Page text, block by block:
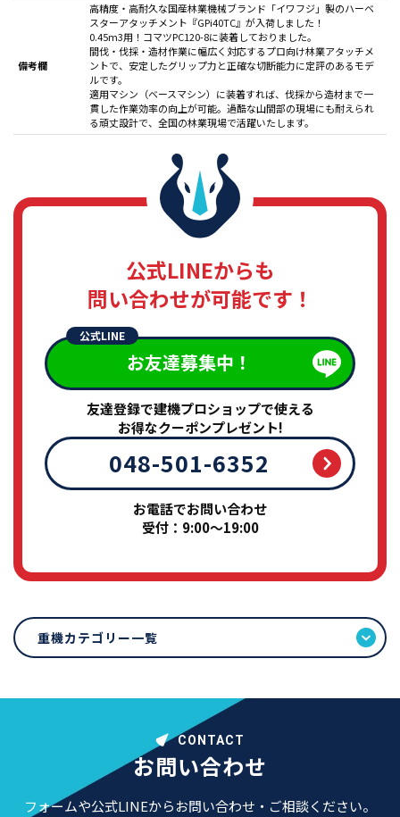
備考欄
高精度・高耐久な国産林業機械ブランド「イワフジ」製のハーベ
スターアタッチメント『GPi40TC』が入荷しました！
0.45m3用！コマツPC120-8に装着しておりました。
間伐・伐採・造材作業に幅広く対応するプロ向け林業アタッチメ
ントで、安定したグリップ力と正確な切断能力に定評のあるモデ
ルです。
適用マシン（ベースマシン）に装着すれば、伐採から造材まで一
貫した作業効率の向上が可能。過酷な山間部の現場にも耐えられ
る頑丈設計で、全国の林業現場で活躍いたします。
公式LINEからも
問い合わせが可能です！
公式LINE
お友達募集中！
友達登録で建機プロショップで使える
お得なクーポンプレゼント!
048-501-6352
お電話でお問い合わせ
受付：9:00～19:00
重機カテゴリー一覧
CONTACT
お問い合わせ
フォームや公式LINEからお問い合わせ・ご相談ください。